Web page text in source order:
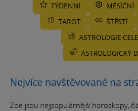
TÝDENNÍ
MĚSÍČNÍ
TAROT
ŠTĚSTÍ
ASTROLOGIE
ASTROLOGICKÝ
Nejvíce navštěvované na
Zde jsou nejpopulárnější horoskopy,